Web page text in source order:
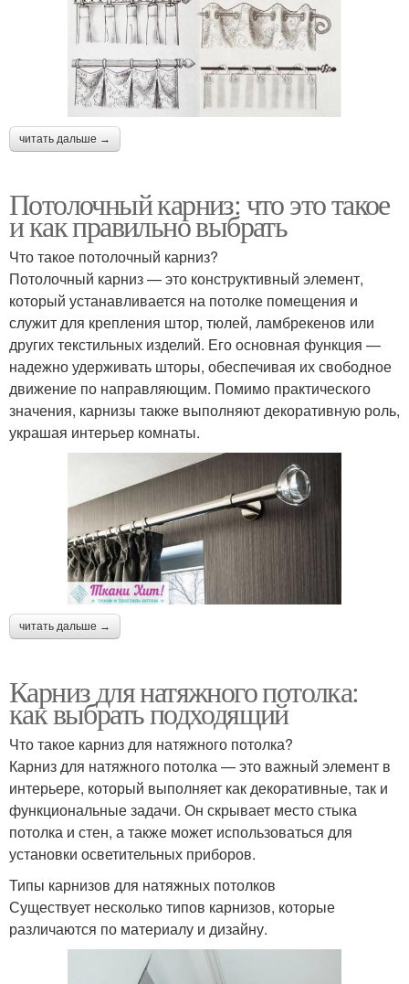
читать дальше →
Потолочный карниз: что это такое
и как правильно выбрать
Что такое потолочный карниз?
Потолочный карниз — это конструктивный элемент,
который устанавливается на потолке помещения и
служит для крепления штор, тюлей, ламбрекенов или
других текстильных изделий. Его основная функция —
надежно удерживать шторы, обеспечивая их свободное
движение по направляющим. Помимо практического
значения, карнизы также выполняют декоративную роль,
украшая интерьер комнаты.
читать дальше →
Карниз для натяжного потолка:
как выбрать подходящий
Что такое карниз для натяжного потолка?
Карниз для натяжного потолка — это важный элемент в
интерьере, который выполняет как декоративные, так и
функциональные задачи. Он скрывает место стыка
потолка и стен, а также может использоваться для
установки осветительных приборов.
Типы карнизов для натяжных потолков
Существует несколько типов карнизов, которые
различаются по материалу и дизайну.